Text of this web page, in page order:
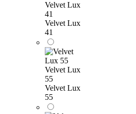
Velvet Lux
41
Velvet Lux
41
Velvet Lux
55
Velvet Lux
55